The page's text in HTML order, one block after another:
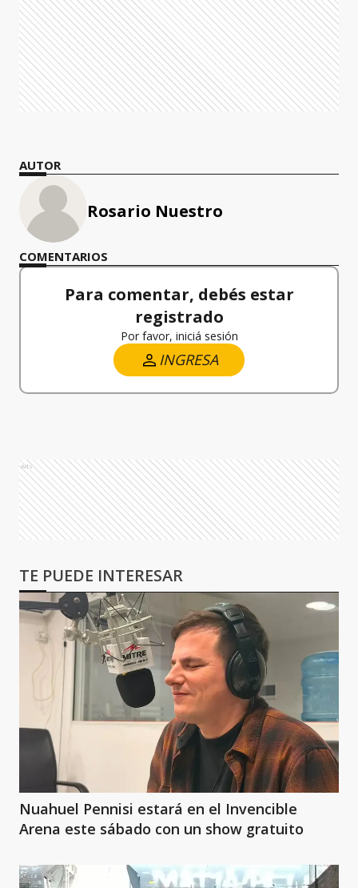
AUTOR
Rosario Nuestro
COMENTARIOS
Para comentar, debés estar
registrado
Por favor, iniciá sesión
INGRESA
Ads
TE PUEDE INTERESAR
Nuahuel Pennisi estará en el Invencible
Arena este sábado con un show gratuito